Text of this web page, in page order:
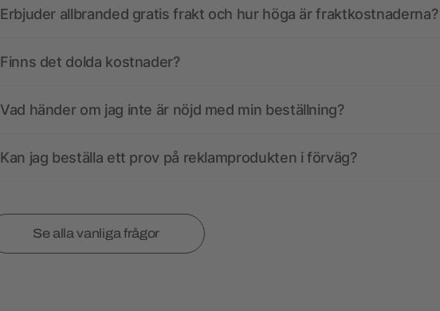
Erbjuder allbranded gratis frakt och hur höga är fraktkostnaderna?
Finns det dolda kostnader?
Vad händer om jag inte är nöjd med min beställning?
Kan jag beställa ett prov på reklamprodukten i förväg?
Se alla vanliga frågor